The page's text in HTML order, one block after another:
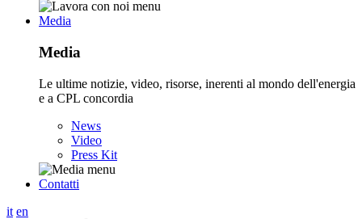
Media
Media
Le ultime notizie, video, risorse, inerenti al mondo dell'energia
e a CPL concordia
News
Video
Press Kit
Contatti
it en